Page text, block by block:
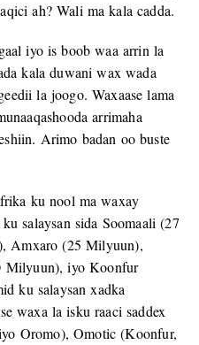
ah? Wali ma kala cadda.
iyo is boob waa arrin la
kala duwani wax wada
la joogo. Waxaase lama
arrimaha
Arimo badan oo buste
ku nool ma waxay
salaysan sida Soomaali (27
Amxaro (25 Milyuun),
Milyuun), iyo Koonfur
ku salaysan xadka
waxa la isku raaci saddex
Oromo), Omotic (Koonfur,